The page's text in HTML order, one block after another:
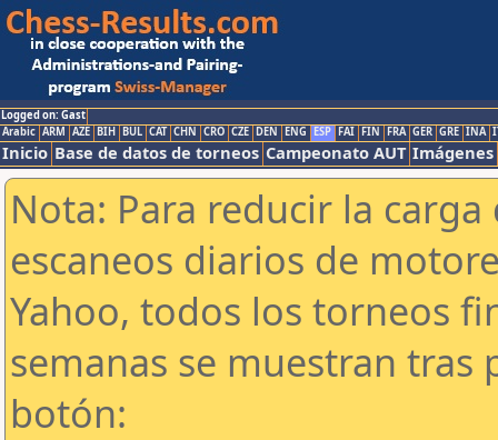
Logged on: Gast
Arabic ARM AZE BIH BUL CAT CHN CRO CZE DEN ENG ESP FAI FIN FRA GER GRE INA
Inicio Base de datos de torneos Campeonato AUT Imágenes
Nota: Para reducir la
escaneos diarios de
Yahoo, todos los torneos
semanas se muestran tras
botón: